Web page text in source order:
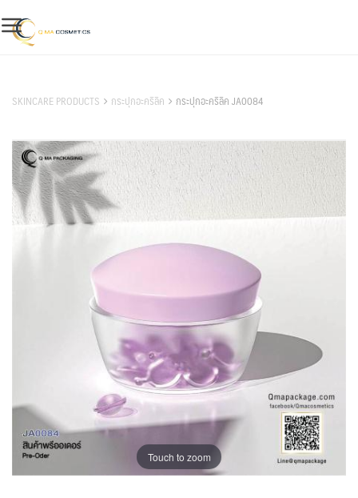
to
content
SKINCARE PRODUCTS กระปุกอะคริลิค กระปุกอะคริลิค JA0084
Touch to zoom